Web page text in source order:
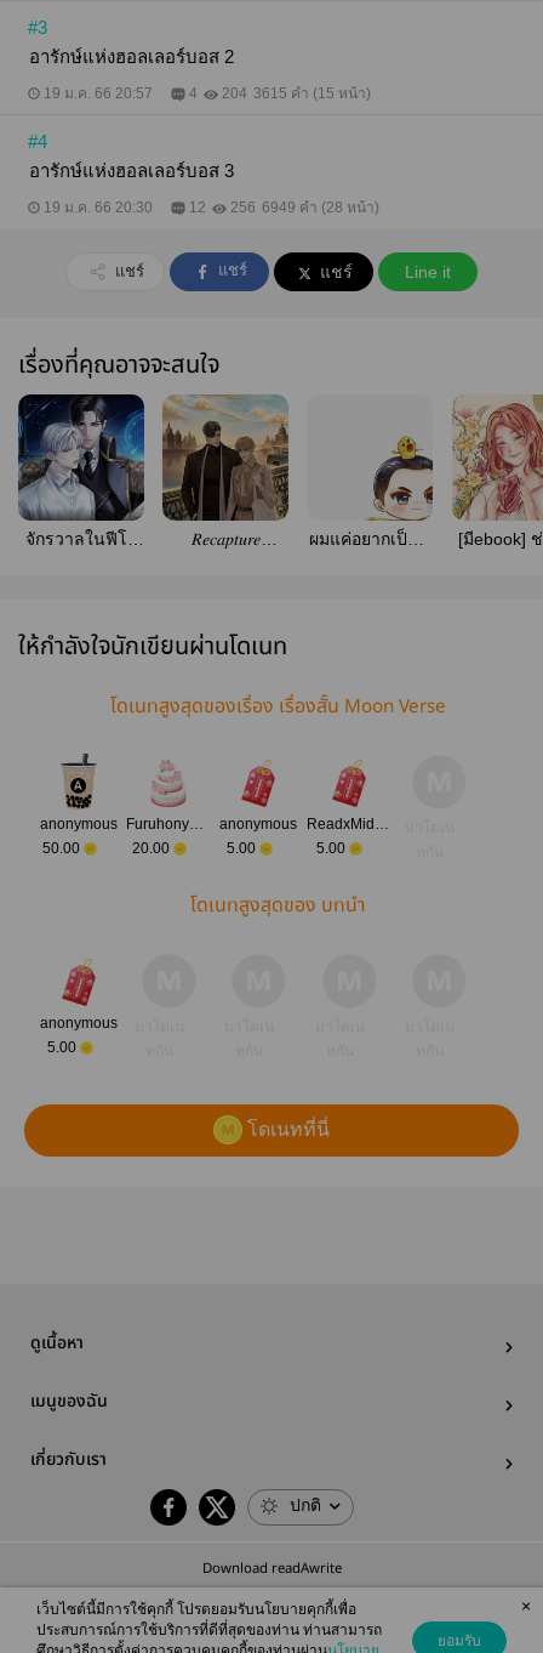
#3
อารักษ์แห่งฮอลเลอร์บอส 2
19 ม.ค. 66 20:57 4 204 3615 คำ (15 หน้า)
#4
อารักษ์แห่งฮอลเลอร์บอส 3
19 ม.ค. 66 20:30 12 256 6949 คำ (28 หน้า)
แชร์ แชร์ แชร์ Line it
เรื่องที่คุณอาจจะสนใจ
จักรวาลในฟีโร
𝑅𝑒𝑐𝑎𝑝𝑡𝑢𝑟𝑒
Deep Publishing
ผมแค่อยากเป็นที่
[มีebook]
ให้กำลังใจนักเขียนผ่านโดเนท
โดเนทสูงสุดของเรื่อง เรื่องสั้น Moon Verse
anonymous
50.00
Furuhonya San
20.00
anonymous
5.00
ReadxMidnight
5.00
โดเนทสูงสุดของ บทนำ
anonymous
5.00
โดเนทที่นี่
ดูเนื้อหา
เมนูของฉัน
เกี่ยวกับเรา
ปกติ
Download readAwrite
เว็บไซต์นี้มีการใช้คุกกี้ โปรดยอมรับนโยบายคุกกี้เพื่อ
ประสบการณ์การใช้บริการที่ดีที่สุดของท่าน ท่านสามารถ
ยอมรับ
×